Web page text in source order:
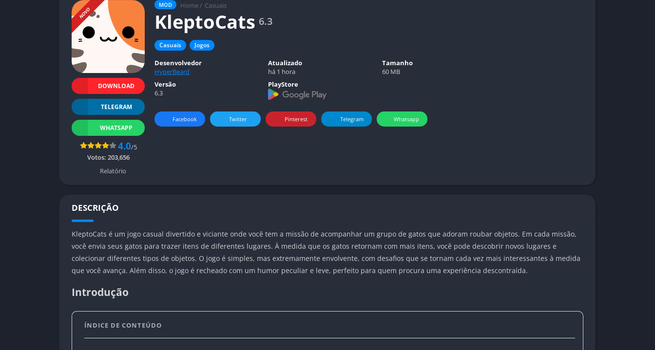
MOD Home / Casuais
KleptoCats 6.3
Casuais Jogos
NOVO
DOWNLOAD
TELEGRAM
WHATSAPP
4.0/5
Votos: 203,656
Relatório
Desenvolvedor
HyperBeard
Atualizado
há 1 hora
Tamanho
60 MB
Versão
6.3
PlayStore
Facebook Twitter Pinterest Telegram Whatsapp
DESCRIÇÃO
KleptoCats é um jogo casual divertido e viciante onde você tem a missão de acompanhar um grupo de gatos que adoram roubar objetos. Em cada missão,
você envia seus gatos para trazer itens de diferentes lugares. À medida que os gatos retornam com mais itens, você pode descobrir novos lugares e
colecionar diferentes tipos de objetos. O jogo é simples, mas extremamente envolvente, com desafios que se tornam cada vez mais interessantes à medida
que você avança. Além disso, o jogo é recheado com um humor peculiar e leve, perfeito para quem procura uma experiência descontraída.
Introdução
ÍNDICE DE CONTEÚDO